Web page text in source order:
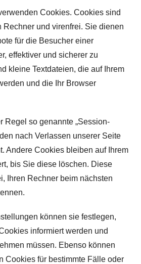
Cookies. Cookies sind
Rechner und virenfrei. Sie dienen
für die Besucher einer
effektiver und sicherer zu
kleine Textdateien, die auf Ihrem
und die Ihr Browser
Regel so genannte „Session-
nach Verlassen unserer Seite
Andere Cookies bleiben auf Ihrem
bis Sie diese löschen. Diese
Ihren Rechner beim nächsten
können sie festlegen,
informiert werden und
müssen. Ebenso können
Cookies für bestimmte Fälle oder